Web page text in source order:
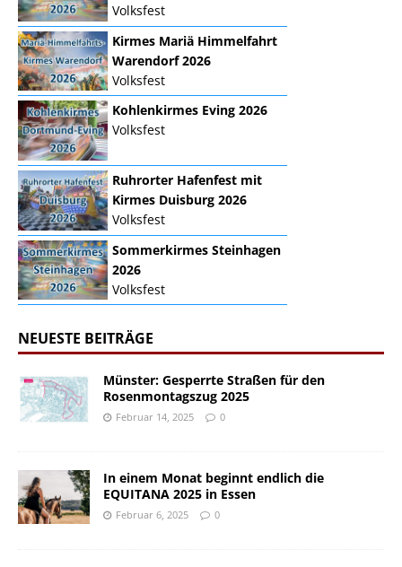
Volksfest
Kirmes Mariä Himmelfahrt
Warendorf 2026
Volksfest
Kohlenkirmes Eving 2026
Volksfest
Ruhrorter Hafenfest mit
Kirmes Duisburg 2026
Volksfest
Sommerkirmes Steinhagen
2026
Volksfest
NEUESTE BEITRÄGE
Münster: Gesperrte Straßen für den
Rosenmontagszug 2025
Februar 14, 2025 0
In einem Monat beginnt endlich die
EQUITANA 2025 in Essen
Februar 6, 2025 0